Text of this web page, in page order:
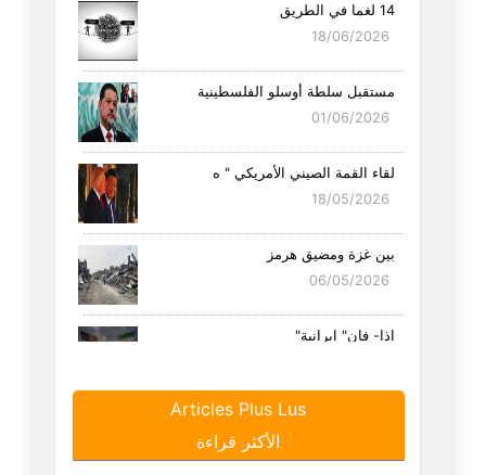
14 لغما في الطريق
18/06/2026
مستقبل سلطة أوسلو الفلسطينية
01/06/2026
لقاء القمة الصيني الأمريكي " ه
18/05/2026
بين غزة ومضيق هرمز
06/05/2026
إذا- فإن" إيرانية"
سبع عجائب وترامب ثامنهاArticles Plus Lus
الأكثر قراءة